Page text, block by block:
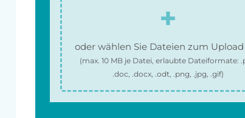
oder wählen Sie Dateien zum Upload
(max.10 MB je Datei, erlaubte Dateiformate:
.doc, .docx, .odt, .png, .jpg, .gif)